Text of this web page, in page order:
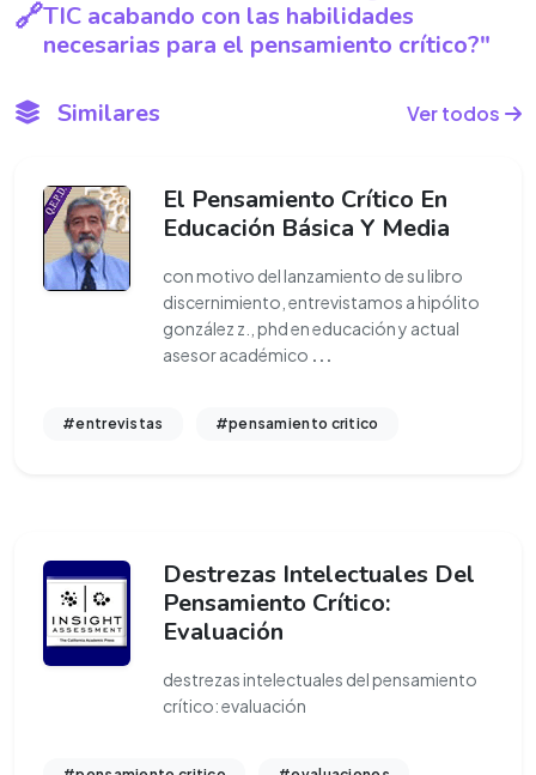
TIC acabando con las habilidades
necesarias para el pensamiento crítico?"
Similares Ver todos
El Pensamiento Crítico En
Educación Básica Y Media
con motivo del lanzamiento de su libro
discernimiento, entrevistamos a hipólito
gonzález z., phd en educación y actual
asesor académico ...
#entrevistas #pensamiento critico
Destrezas Intelectuales Del
Pensamiento Crítico:
Evaluación
destrezas intelectuales del pensamiento
crítico: evaluación